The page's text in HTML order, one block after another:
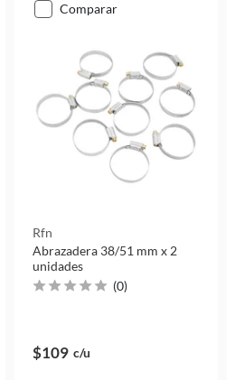
comparar
Rfn
Abrazadera 38/51 mm x 2
unidades
(0)
$109 c/u